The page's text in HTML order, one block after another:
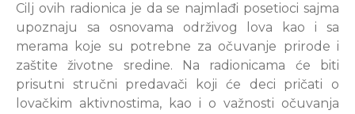
Cilj ovih radionica je da se najmlađi posetioci sajma
upoznaju sa osnovama održivog lova kao i sa
merama koje su potrebne za očuvanje prirode i
zaštite životne sredine. Na radionicama će biti
prisutni stručni predavači koji će deci pričati o
lovačkim aktivnostima, kao i o važnosti očuvanja